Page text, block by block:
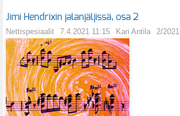
Jimi Hendrixin jalanjäljissä, osa 2
Nettispesiaalit 7.4.2021 11:15 Kari Antila 2/2021